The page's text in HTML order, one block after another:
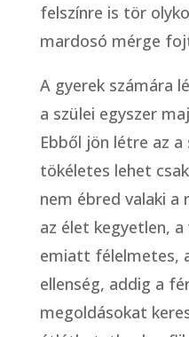
felszínre is tör
mardosó mérge
A gyerek számára
a szülei egyszer
Ebből jön létre az a
tökéletes lehet
nem ébred valaki
az élet kegyetlen,
emiatt félelmetes,
ellenség, addig a
megoldásokat